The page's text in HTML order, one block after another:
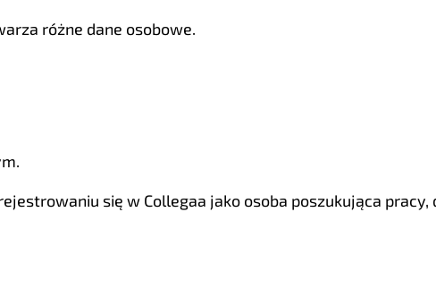
różne dane osobowe.
się w Collegaa jako osoba poszukująca